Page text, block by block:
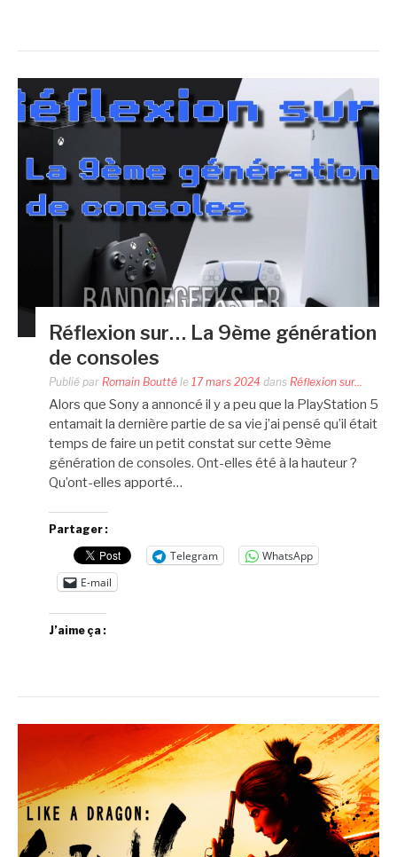
Réflexion sur… La 9ème génération
de consoles
Publié par Romain Boutté le 17 mars 2024 dans Réflexion sur...
Alors que Sony a annoncé il y a peu que la PlayStation 5
entamait la dernière partie de sa vie j’ai pensé qu’il était
temps de faire un petit constat sur cette 9ème
génération de consoles. Ont-elles été à la hauteur ?
Qu’ont-elles apporté…
Partager :
Telegram
WhatsApp
E-mail
J’aime ça :